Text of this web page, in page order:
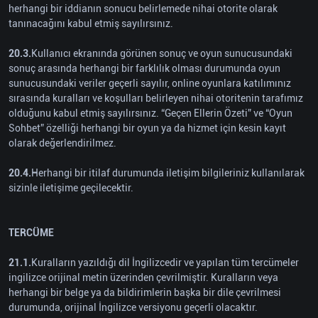
herhangi bir iddianın sonucu belirlemede nihai otorite olarak
tanınacağını kabul etmiş sayılırsınız.
20.3.Kullanıcı ekranında görünen sonuç ve oyun sunucusundaki
sonuç arasında herhangi bir farklılık olması durumunda oyun
sunucusundaki veriler geçerli sayılır, online oyunlara katılımınız
sırasında kuralları ve koşulları belirleyen nihai otoritenin tarafımız
olduğunu kabul etmiş sayılırsınız. “Geçen Ellerin Özeti” ve “Oyun
Sohbet” özelliği herhangi bir oyun ya da hizmet için kesin kayıt
olarak değerlendirilmez.
20.4.Herhangi bir itilaf durumunda iletişim bilgileriniz kullanılarak
sizinle iletişime geçilecektir.
TERCÜME
21.1.Kuralların yazıldığı dil İngilizcedir ve yapılan tüm tercümeler
ingilizce orijinal metin üzerinden çevrilmiştir. Kuralların veya
herhangi bir belge ya da bildirimlerin başka bir dile çevrilmesi
durumunda, orijinal İngilizce versiyonu geçerli olacaktır.